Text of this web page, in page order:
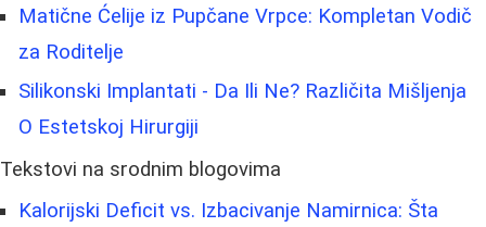
Matične Ćelije iz Pupčane Vrpce: Kompletan Vodič
za Roditelje
Silikonski Implantati - Da Ili Ne? Različita Mišljenja
O Estetskoj Hirurgiji
Tekstovi na srodnim blogovima
Kalorijski Deficit vs. Izbacivanje Namirnica: Šta